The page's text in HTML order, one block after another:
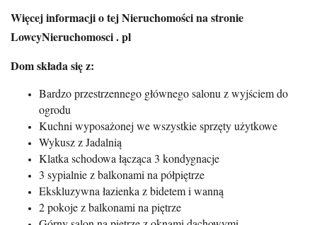
Więcej informacji o tej Nieruchomości na stronie
LowcyNieruchomosci . pl
Dom składa się z:
Bardzo przestrzennego głównego salonu z wyjściem do
ogrodu
Kuchni wyposażonej we wszystkie sprzęty użytkowe
Wykusz z Jadalnią
Klatka schodowa łącząca 3 kondygnacje
3 sypialnie z balkonami na półpiętrze
Ekskluzywna łazienka z bidetem i wanną
2 pokoje z balkonami na piętrze